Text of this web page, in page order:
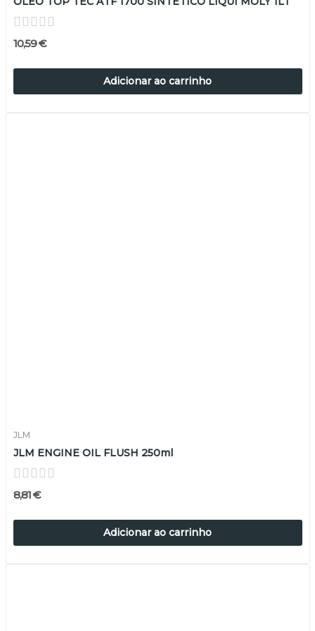
10,59 €
Adicionar ao carrinho
JLM
JLM ENGINE OIL FLUSH 250ml
8,81 €
Adicionar ao carrinho